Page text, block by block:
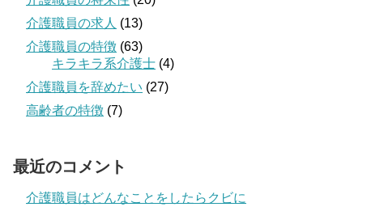
介護職員の求人 (13)
介護職員の特徴 (63)
キラキラ系介護士 (4)
介護職員を辞めたい (27)
高齢者の特徴 (7)
最近のコメント
介護職員はどんなことをしたらクビに